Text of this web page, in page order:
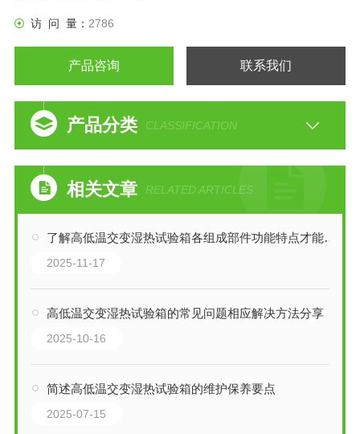
访 问 量： 2786
产品咨询 联系我们
产品分类 CLASSIFICATION
相关文章 RELATED ARTICLES
了解高低温交变湿热试验箱各组成部件功能特点才能更好的使用它
2025-11-17
高低温交变湿热试验箱的常见问题相应解决方法分享
2025-10-16
简述高低温交变湿热试验箱的维护保养要点
2025-07-15